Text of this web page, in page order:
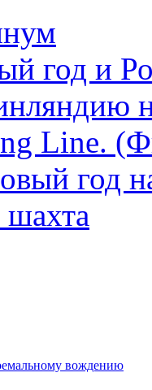
год и
Line.
год
шахта
вождению